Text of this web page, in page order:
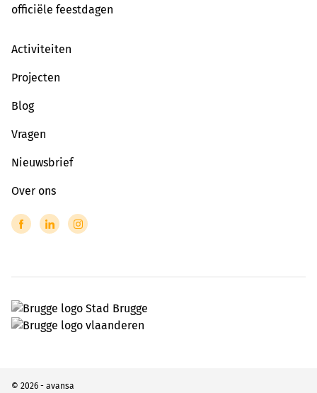
officiële feestdagen
Activiteiten
Projecten
Blog
Vragen
Nieuwsbrief
Over ons
© 2026 - avansa